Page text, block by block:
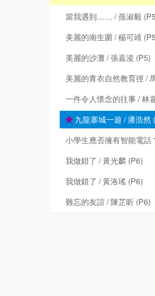
當我遇到…… / 孫淑毅
美麗的南生圍 / 楊可靖
美麗的沙灘 / 張嘉浚 (P5)
美麗的青衣自然教育徑 /
一件令人懷念的往事 / 林
九龍寨城一遊 / 潘浩然
小學生應否擁有智能電話
我做錯了 / 黃光麟 (P6)
我做錯了 / 黃洛瑤 (P6)
難忘的友誼 / 陳芷昕 (P6)